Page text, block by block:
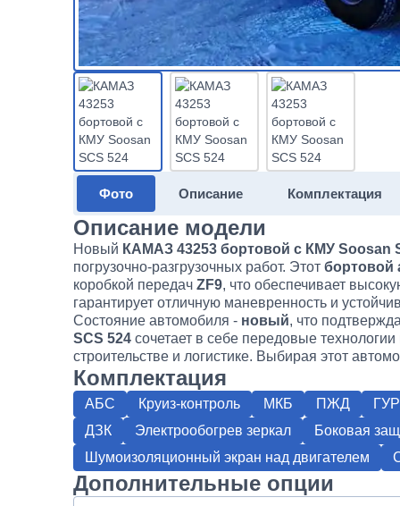
Фото Описание Комплектация
Описание модели
Новый КАМАЗ 43253 бортовой с КМУ Soosan
погрузочно-разгрузочных работ. Этот бортовой
коробкой передач ZF9, что обеспечивает
гарантирует отличную маневренность и
Состояние автомобиля - новый, что
SCS 524 сочетает в себе передовые
строительстве и логистике. Выбирая этот
Комплектация
АБС Круиз-контроль МКБ ПЖД ГУР
ДЗК
Электрообогрев зеркал Боковая
Шумоизоляционный экран над двигателем
Дополнительные опции